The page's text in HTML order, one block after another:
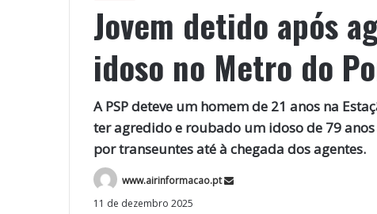
Jovem detido após
idoso no Metro do
A PSP deteve um homem de 21 anos na
ter agredido e roubado um idoso de 79
por transeuntes até à chegada dos agentes.
www.airinformacao.pt
11 de dezembro 2025